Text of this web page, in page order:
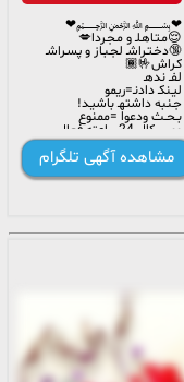
❤﷽❤
😌مـتـاهـلـ و مـجـردا💋
🔞دخـتـراشـ لجـبـاز و پسـراشـ
کـراش🤟🏾
لفــ ندهـ
لیـنکـ دادنـ=ریمو
جـنبه داشتهـ باشیـد!
بــحــث ودعوا =ممنوع
وویسکال 24ساعته فعال
احــترامـ همـ دیگهـ داشتهـ
باشید
تمـامـ شهرهـایـ ایـران
تاریخ ساخت گروه: شنبه 🎆
مشاهده آگهی تلگرام